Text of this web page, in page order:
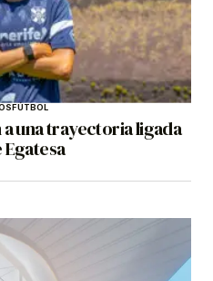
FÚTBOL
una trayectoria ligada